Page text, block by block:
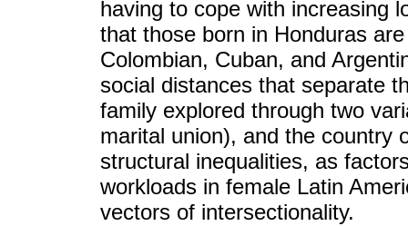
having to cope with increasing
that those born in Honduras
Colombian, Cuban, and
social distances that separate
family explored through two
marital union), and the country
structural inequalities, as
workloads in female Latin
vectors of intersectionality.